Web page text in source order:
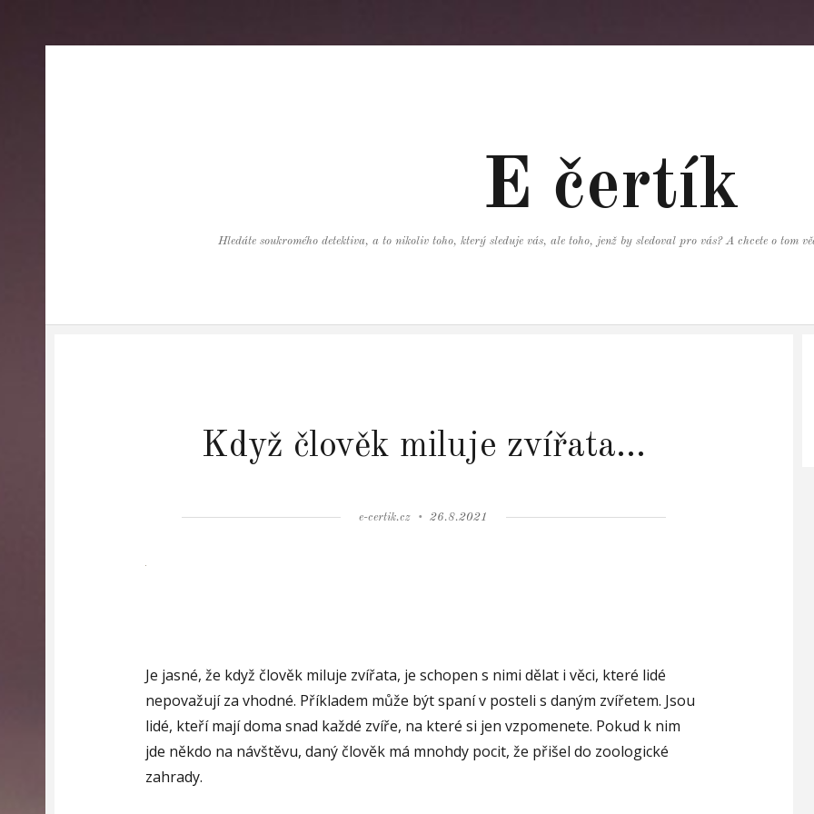
E čertík
Hledáte soukromého detektiva, a to nikoliv toho, který sleduje vás, ale toho, jenž by sledoval pro vás? A chcete o tom
Když člověk miluje zvířata…
Author
e-certik.cz
Posted
26.8.2021
Je jasné, že když člověk miluje zvířata, je schopen s nimi dělat i věci, které lidé
nepovažují za vhodné. Příkladem může být spaní v posteli s daným zvířetem. Jsou
lidé, kteří mají doma snad každé zvíře, na které si jen vzpomenete. Pokud k nim
jde někdo na návštěvu, daný člověk má mnohdy pocit, že přišel do zoologické
zahrady.